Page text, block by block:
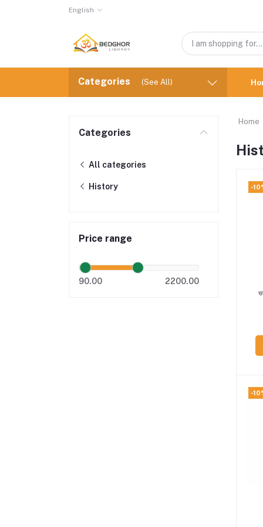
English
Categories (See All)
Categories
All categories
History
Price range
90.00 2200.00
Home
-
-